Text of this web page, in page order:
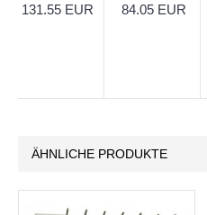
131.55 EUR 84.05 EUR
ÄHNLICHE PRODUKTE